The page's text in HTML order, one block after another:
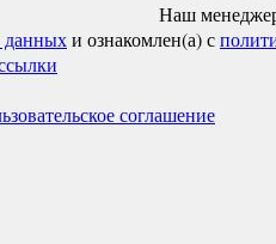
Наш
данныхи ознакомлен(а) с
соглашение